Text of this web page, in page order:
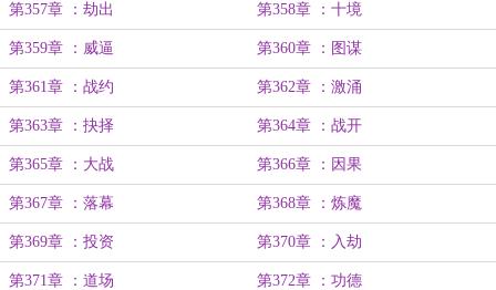
第357章 ：劫出 第358章 ：十境
第359章 ：威逼 第360章 ：图谋
第361章 ：战约 第362章 ：激涌
第363章 ：抉择 第364章 ：战开
第365章 ：大战 第366章 ：因果
第367章 ：落幕 第368章 ：炼魔
第369章 ：投资 第370章 ：入劫
第371章 ：道场 第372章 ：功德